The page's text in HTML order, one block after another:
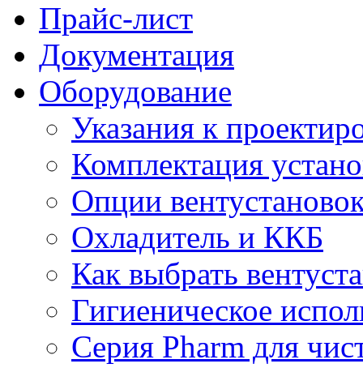
Прайс-лист
Документация
Оборудование
Указания к
Комплектация
Опции
Охладитель и ККБ
Как выбрать
Гигиеническое
Серия Pharm для